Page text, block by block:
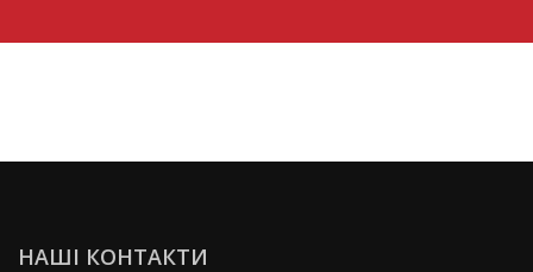
НАШІ КОНТАКТИ